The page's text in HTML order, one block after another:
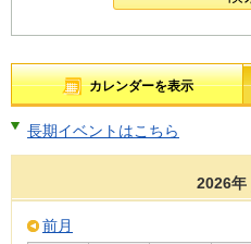
カレンダーを表示
長期イベントはこちら
2026年
前月